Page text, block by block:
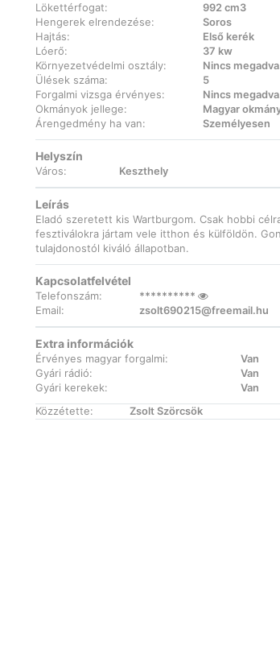
Lökettérfogat:
992 cm3
Hengerek elrendezése:
Soros
Hajtás:
Első kerék
Lóerő:
37 kw
Környezetvédelmi osztály:
Nincs
Ülések száma:
5
Forgalmi vizsga érvényes:
Nincs
Okmányok jellege:
Magyar
Árengedmény ha van:
Személyesen
Helyszín
Város: Keszthely
Leírás
Eladó szeretett kis Wartburgom. Csak hobbi
fesztiválokra jártam vele itthon és külföldön.
tulajdonostól kiváló állapotban.
Kapcsolatfelvétel
Telefonszám:
**********
Email:
zsolt690215@freemail.hu
Extra információk
Érvényes magyar forgalmi:
Van
Gyári rádió:
Van
Gyári kerekek:
Van
Közzétette:
Zsolt Szörcsök